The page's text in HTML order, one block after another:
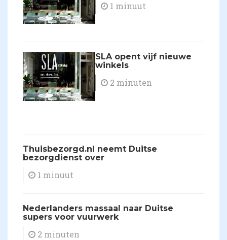
1 minuut
SLA opent vijf nieuwe
winkels
2 minuten
Thuisbezorgd.nl neemt Duitse
bezorgdienst over
1 minuut
Nederlanders massaal naar Duitse
supers voor vuurwerk
2 minuten